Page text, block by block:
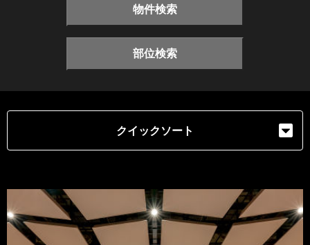
物件検索
部位検索
クイックソート